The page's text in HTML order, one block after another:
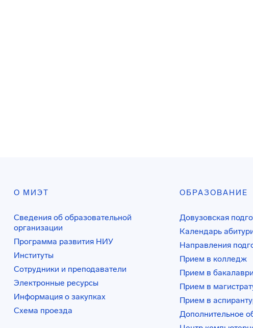
О МИЭТ
Сведения об образовательной
организации
Программа развития НИУ
Институты
Сотрудники и преподаватели
Электронные ресурсы
Информация о закупках
Схема проезда
ОБРАЗОВАНИЕ
Довузовская
Календарь
Направления
Прием в колледж
Прием в
Прием в
Прием в
Дополнительное